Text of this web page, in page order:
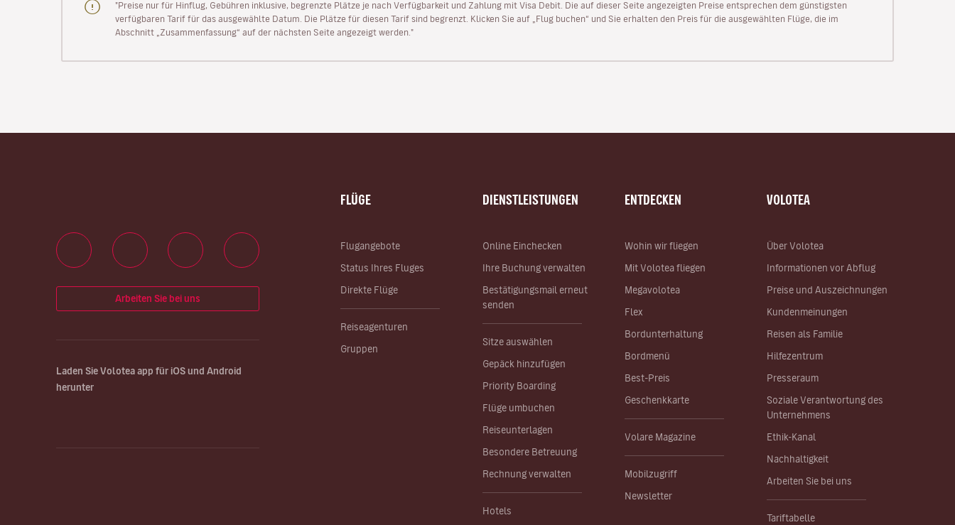
"Preise nur für Hinflug, Gebühren inklusive, begrenzte Plätze je nach Verfügbarkeit und Zahlung mit Visa Debit. Die auf dieser Seite angezeigten Preise entsprechen dem günstigsten
verfügbaren Tarif für das ausgewählte Datum. Die Plätze für diesen Tarif sind begrenzt. Klicken Sie auf „Flug buchen“ und Sie erhalten den Preis für die ausgewählten Flüge, die im
Abschnitt „Zusammenfassung“ auf der nächsten Seite angezeigt werden."
FLÜGE
Flugangebote
Status Ihres Fluges
Direkte Flüge
Reiseagenturen
Gruppen
DIENSTLEISTUNGEN
Online Einchecken
Ihre Buchung verwalten
Bestätigungsmail erneut
senden
Sitze auswählen
Gepäck hinzufügen
Priority Boarding
Flüge umbuchen
Reiseunterlagen
Besondere Betreuung
Rechnung verwalten
Hotels
ENTDECKEN
Wohin wir fliegen
Mit Volotea fliegen
Megavolotea
Flex
Bordunterhaltung
Bordmenü
Best-Preis
Geschenkkarte
Volare Magazine
Mobilzugriff
Newsletter
VOLOTEA
Über Volotea
Informationen vor Abflug
Preise und Auszeichnungen
Kundenmeinungen
Reisen als Familie
Hilfezentrum
Presseraum
Soziale Verantwortung des
Unternehmens
Ethik-Kanal
Nachhaltigkeit
Arbeiten Sie bei uns
Tariftabelle
Arbeiten Sie bei uns
Laden Sie Volotea app für iOS und Android
herunter